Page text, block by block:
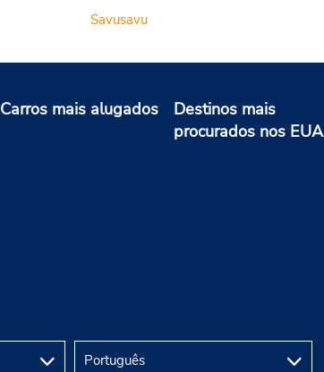
Savusavu
Carros mais alugados
Destinos mais
procurados nos EUA